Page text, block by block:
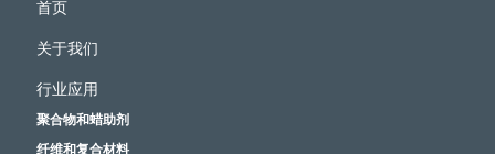
首页
关于我们
行业应用
聚合物和蜡助剂
纤维和复合材料